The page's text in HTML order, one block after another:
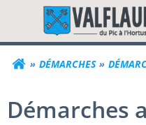
contenu
DÉMARCHES
Démarches